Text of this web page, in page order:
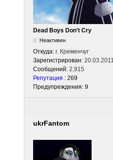
Dead Boys Don't Cry
Неактивен
Откуда: г. Кременчуг
Зарегистрирован: 20.03.2011
Сообщений: 2,915
Репутация : 269
Предупреждения: 9
ukrFantom